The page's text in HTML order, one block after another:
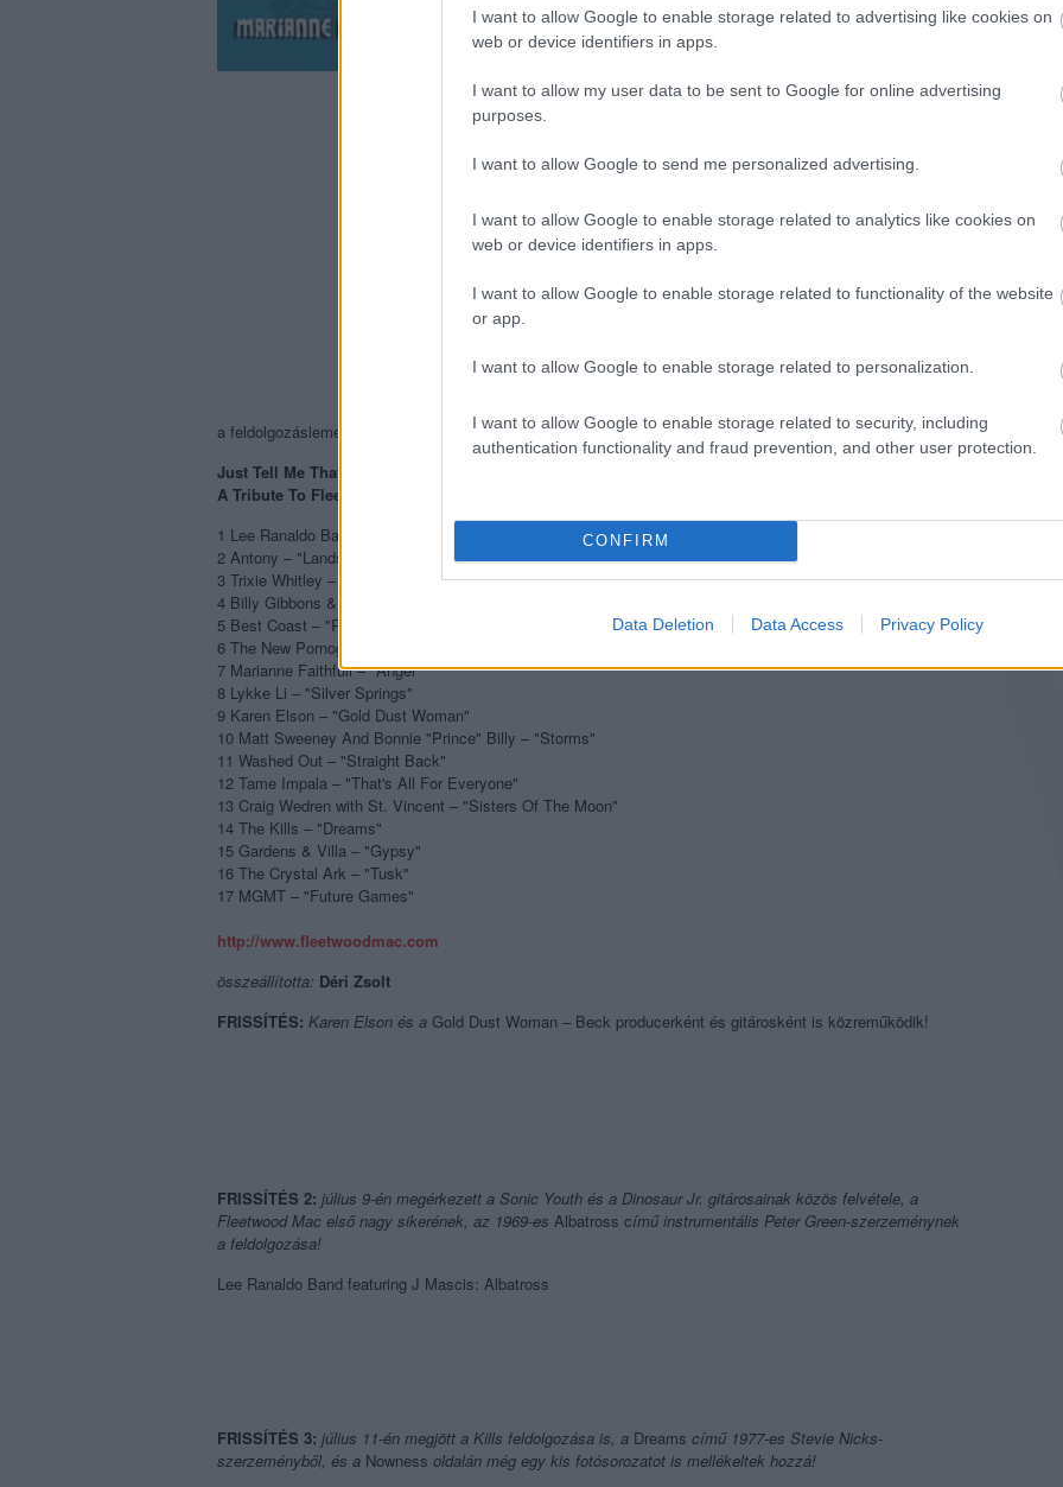
I want to allow Google to enable storage related to advertising like cookies on
web or device identifiers in apps.
I want to allow my user data to be sent to Google for online advertising
purposes.
I want to allow Google to send me personalized advertising.
I want to allow Google to enable storage related to analytics like cookies on
web or device identifiers in apps.
I want to allow Google to enable storage related to functionality of the website
or app.
I want to allow Google to enable storage related to personalization.
I want to allow Google to enable storage related to security, including
authentication functionality and fraud prevention, and other user protection.
CONFIRM
Data Deletion Data Access Privacy Policy
a feldolgozáslemez teljes dallistája:
Just Tell Me That You Want Me
A Tribute To Fleetwood Mac (2012)
1 Lee Ranaldo Band featuring J Mascis – "Albatross"
2 Antony – "Landslide"
3 Trixie Whitley – "Before The Beginning"
4 Billy Gibbons & Co. – "Oh Well"
5 Best Coast – "Rhiannon"
6 The New Pornographers – "Think About Me"
7 Marianne Faithfull – "Angel"
8 Lykke Li – "Silver Springs"
9 Karen Elson – "Gold Dust Woman"
10 Matt Sweeney And Bonnie "Prince" Billy – "Storms"
11 Washed Out – "Straight Back"
12 Tame Impala – "That's All For Everyone"
13 Craig Wedren with St. Vincent – "Sisters Of The Moon"
14 The Kills – "Dreams"
15 Gardens & Villa – "Gypsy"
16 The Crystal Ark – "Tusk"
17 MGMT – "Future Games"
http://www.fleetwoodmac.com
összeállította: Déri Zsolt
FRISSÍTÉS: Karen Elson és a Gold Dust Woman – Beck producerként és gitárosként is közreműködik!
FRISSÍTÉS 2: július 9-én megérkezett a Sonic Youth és a Dinosaur Jr. gitárosainak közös felvétele, a
Fleetwood Mac első nagy sikerének, az 1969-es Albatross című instrumentális Peter Green-szerzeménynek
a feldolgozása!
Lee Ranaldo Band featuring J Mascis: Albatross
FRISSÍTÉS 3: július 11-én megjött a Kills feldolgozása is, a Dreams című 1977-es Stevie Nicks-
szerzeményből, és a Nowness oldalán még egy kis fotósorozatot is mellékeltek hozzá!